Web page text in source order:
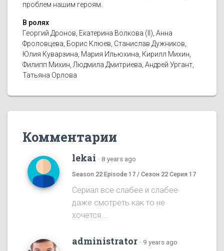
проблем нашим героям.
В ролях
Георгий Дронов, Екатерина Волкова (II), Анна
Фроловцева, Борис Клюев, Станислав Дужников,
Юлия Куварзина, Мария Ильюхина, Кирилл Михин,
Филипп Михин, Людмила Дмитриева, Андрей Ургант,
Татьяна Орлова
Комментарии
lekai · 8 years ago
Season 22 Episode 17 / Сезон 22 Серия 17
Сериал все слабее и слабее
даже смотреть как то не
хочется....
administrator · 9 years ago